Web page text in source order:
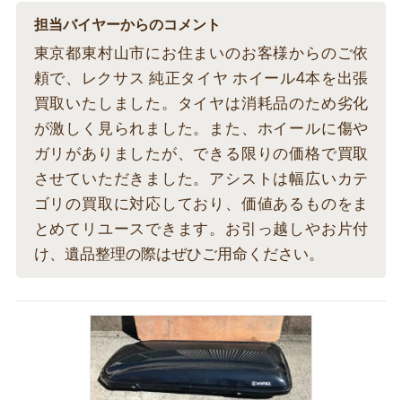
担当バイヤーからのコメント
東京都東村山市にお住まいのお客様からのご依
頼で、レクサス 純正タイヤ ホイール4本を出張
買取いたしました。タイヤは消耗品のため劣化
が激しく見られました。また、ホイールに傷や
ガリがありましたが、できる限りの価格で買取
させていただきました。アシストは幅広いカテ
ゴリの買取に対応しており、価値あるものをま
とめてリユースできます。お引っ越しやお片付
け、遺品整理の際はぜひご用命ください。